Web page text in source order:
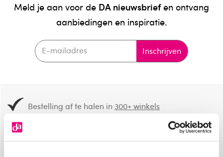
Meld je aan voor de DA nieuwsbriefen ontvang
aanbiedingen en inspiratie.
Inschrijven
Bestelling af te halen in300+ winkels